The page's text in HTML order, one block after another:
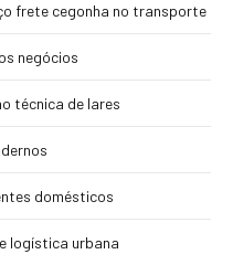
frete cegonha no transporte
negócios
técnica de lares
domésticos
logística urbana